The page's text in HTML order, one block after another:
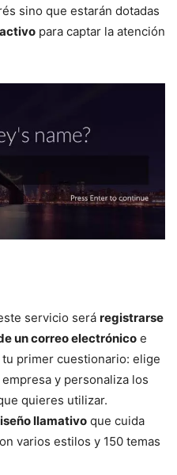
sino que estarán dotadas
para captar la atención
servicio será registrarse
un correo electrónico e
primer cuestionario: elige
y personaliza los
quieres utilizar.
llamativo que cuida
varios estilos y 150 temas